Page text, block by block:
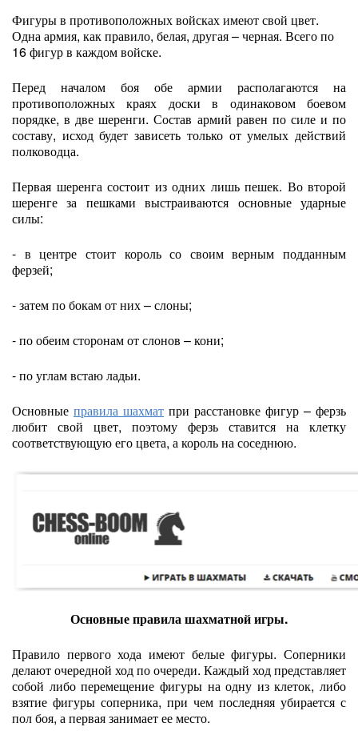
Фигуры в противоположных войсках имеют свой цвет.
Одна армия, как правило, белая, другая – черная. Всего по
16 фигур в каждом войске.
Перед началом боя обе армии располагаются на
противоположных краях доски в одинаковом боевом
порядке, в две шеренги. Состав армий равен по силе и по
составу, исход будет зависеть только от умелых действий
полководца.
Первая шеренга состоит из одних лишь пешек. Во второй
шеренге за пешками выстраиваются основные ударные
силы:
- в центре стоит король со своим верным подданным
ферзей;
- затем по бокам от них – слоны;
- по обеим сторонам от слонов – кони;
- по углам встаю ладьи.
Основные правила шахмат при расстановке фигур – ферзь
любит свой цвет, поэтому ферзь ставится на клетку
соответствующую его цвета, а король на соседнюю.
Основные правила шахматной игры.
Правило первого хода имеют белые фигуры. Соперники
делают очередной ход по очереди. Каждый ход представляет
собой либо перемещение фигуры на одну из клеток, либо
взятие фигуры соперника, при чем последняя убирается с
пол боя, а первая занимает ее место.